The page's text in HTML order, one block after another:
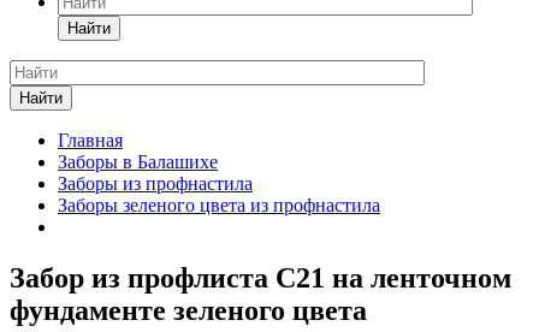
Найти
Найти
Главная
Заборы в Балашихе
Заборы из профнастила
Заборы зеленого цвета из профнастила
Забор из профлиста C21 на ленточном
фундаменте зеленого цвета